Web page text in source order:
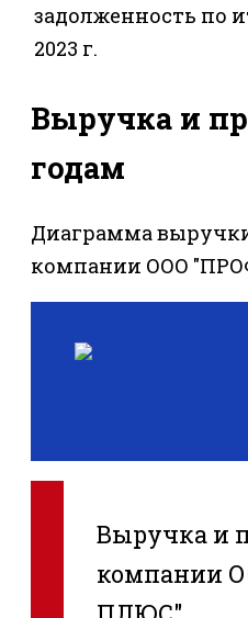
задолженность по
2023 г.
Выручка и
годам
Диаграмма
компании ООО
Выручка и
компании